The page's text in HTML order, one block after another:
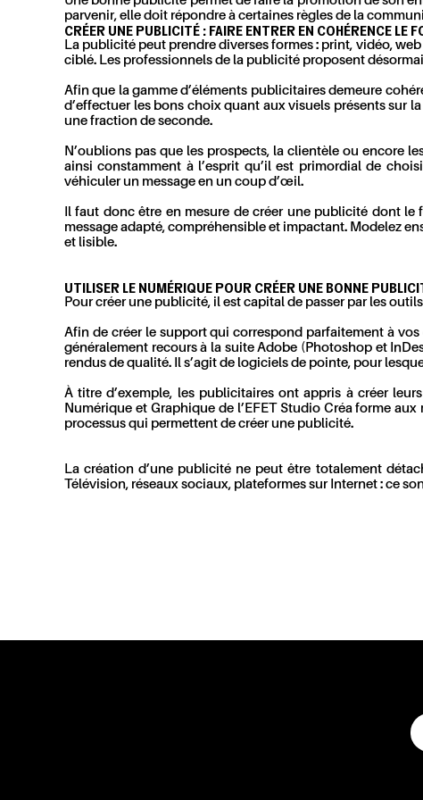
parvenir, elle doit répondre à certaines règles de la
CRÉER UNE PUBLICITÉ : FAIRE ENTRER EN COHÉRENCE LE
La publicité peut prendre diverses formes : print, vidéo,
ciblé. Les professionnels de la publicité proposent
Afin que la gamme d’éléments publicitaires demeure
d’effectuer les bons choix quant aux visuels présents sur
une fraction de seconde.
N’oublions pas que les prospects, la clientèle ou encore
ainsi constamment à l’esprit qu’il est primordial de
véhiculer un message en un coup d’œil.
Il faut donc être en mesure de créer une publicité dont
message adapté, compréhensible et impactant. Modelez
et lisible.
UTILISER LE NUMÉRIQUE POUR CRÉER UNE BONNE
Pour créer une publicité, il est capital de passer par les
Afin de créer le support qui correspond parfaitement à
généralement recours à la suite Adobe (Photoshop et
rendus de qualité. Il s’agit de logiciels de pointe, pour
À titre d’exemple, les publicitaires ont appris à créer
Numérique et Graphique de l’EFET Studio Créa forme
processus qui permettent de créer une publicité.
La création d’une publicité ne peut être totalement
Télévision, réseaux sociaux, plateformes sur Internet : ce